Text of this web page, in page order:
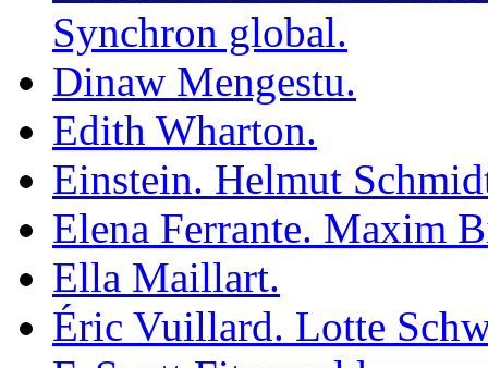
Synchron global.
Dinaw Mengestu.
Edith Wharton.
Einstein. Helmut
Elena Ferrante. Maxim
Ella Maillart.
Éric Vuillard. Lotte